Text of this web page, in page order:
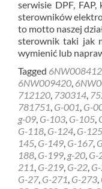
serwisie DPF,
sterowników
to motto naszej
sterownik taki jak
wymienić lub
Tagged 6NW008412
6NW009420,
712120, 730314,
781751, G-001, G-
g-09, G-103, G-105,
G-118, G-124, G-125
145, G-149, G-167,
188, G-199, g-20, G-
211, G-219, G-22,
G-27, G-271, G-273,